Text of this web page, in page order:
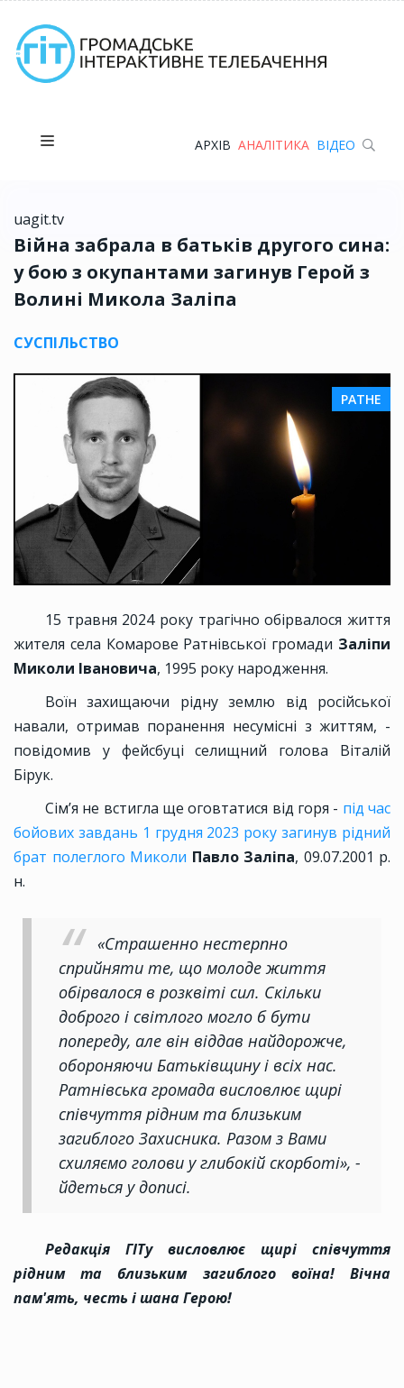
АРХІВ АНАЛІТИКА ВІДЕО
uagit.tv
Війна забрала в батьків другого сина:
у бою з окупантами загинув Герой з
Волині Микола Заліпа
СУСПІЛЬСТВО
РАТНЕ
15 травня 2024 року трагічно обірвалося життя
жителя села Комарове Ратнівської громади Заліпи
Миколи Івановича, 1995 року народження.
Воїн захищаючи рідну землю від російської
навали, отримав поранення несумісні з життям, -
повідомив у фейсбуці селищний голова Віталій
Бірук.
Сімʼя не встигла ще оговтатися від горя - під час
бойових завдань 1 грудня 2023 року загинув рідний
брат полеглого Миколи Павло Заліпа, 09.07.2001 р.
н.
«Страшенно нестерпно
сприйняти те, що молоде життя
обірвалося в розквіті сил. Скільки
доброго і світлого могло б бути
попереду, але він віддав найдорожче,
обороняючи Батьківщину і всіх нас.
Ратнівська громада висловлює щирі
співчуття рідним та близьким
загиблого Захисника. Разом з Вами
схиляємо голови у глибокій скорботі», -
йдеться у дописі.
Редакція ГІТу висловлює щирі співчуття
рідним та близьким загиблого воїна! Вічна
пам'ять, честь і шана Герою!